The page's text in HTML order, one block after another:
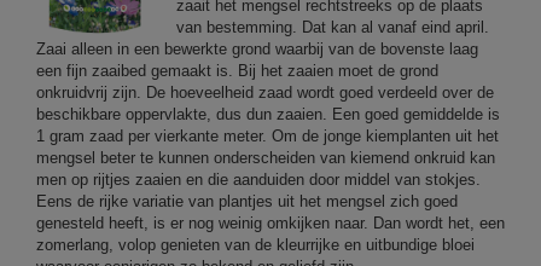
zaait het mengsel rechtstreeks op de plaats
van bestemming. Dat kan al vanaf eind april.
Zaai alleen in een bewerkte grond waarbij van de bovenste laag
een fijn zaaibed gemaakt is. Bij het zaaien moet de grond
onkruidvrij zijn. De hoeveelheid zaad wordt goed verdeeld over de
beschikbare oppervlakte, dus dun zaaien. Een goed gemiddelde is
1 gram zaad per vierkante meter. Om de jonge kiemplanten uit het
mengsel beter te kunnen onderscheiden van kiemend onkruid kan
men op rijtjes zaaien en die aanduiden door middel van stokjes.
Eens de rijke variatie van plantjes uit het mengsel zich goed
genesteld heeft, is er nog weinig omkijken naar. Dan wordt het, een
zomerlang, volop genieten van de kleurrijke en uitbundige bloei